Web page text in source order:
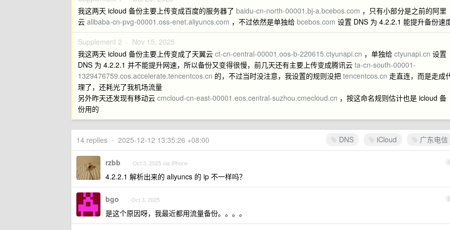
我这两天 icloud 备份主要上传变成百度的服务器了 baidu-cn-north-00001.bj-a.bcebos.com ，只有小部分是之前的阿里
云 alibaba-cn-pvg-00001.oss-enet.aliyuncs.com ，不过依然是单独给 bcebos.com 设置 DNS 为 4.2.2.1 能提升备份速
Supplement 2 · Nov 15, 2025
我这两天 icloud 备份主要上传变成了天翼云 ct-cn-central-00001.oos-b-220615.ctyunapi.cn ，单独给 ctyunapi.cn 设置
DNS 为 4.2.2.1 并不能提升网速，所以备份又变得很慢，前几天还有主要上传变成腾讯云 ta-cn-south-00001-
1329476759.cos.accelerate.tencentcos.cn 的，不过当时没注意，我设置的规则没把 tencentcos.cn 走直连，而是走成
理了，还耗光了我机场流量
另外昨天还发现有移动云 cmcloud-cn-east-00001.eos.central-suzhou.cmecloud.cn ，按这命名规则估计也是 icloud 备
份用的
DNS iCloud 广东电信
14 replies • 2025-12-12 13:35:26 +08:00
1
rzbb Oct 3, 2025 via iPhone
4.2.2.1 解析出来的 aliyuncs 的 ip 不一样吗？
2
bgo Oct 3, 2025
是这个原因呀，我最近都用流量备份。。。。